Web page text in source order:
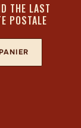
THE LAST
POSTALE